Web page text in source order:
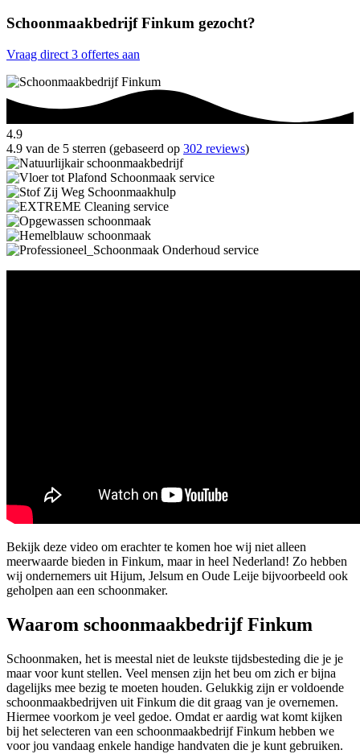
Schoonmaakbedrijf Finkum gezocht?
Vraag direct 3 offertes aan
4.9
4.9 van de 5 sterren (gebaseerd op 302 reviews)
Bekijk deze video om erachter te komen hoe wij niet alleen
meerwaarde bieden in Finkum, maar in heel Nederland! Zo hebben
wij ondernemers uit Hijum, Jelsum en Oude Leije bijvoorbeeld ook
geholpen aan een schoonmaker.
Waarom schoonmaakbedrijf Finkum
Schoonmaken, het is meestal niet de leukste tijdsbesteding die je je
maar voor kunt stellen. Veel mensen zijn het beu om zich er bijna
dagelijks mee bezig te moeten houden. Gelukkig zijn er voldoende
schoonmaakbedrijven uit Finkum die dit graag van je overnemen.
Hiermee voorkom je veel gedoe. Omdat er aardig wat komt kijken
bij het selecteren van een schoonmaakbedrijf Finkum hebben we
voor jou vandaag enkele handige handvaten die je kunt gebruiken.